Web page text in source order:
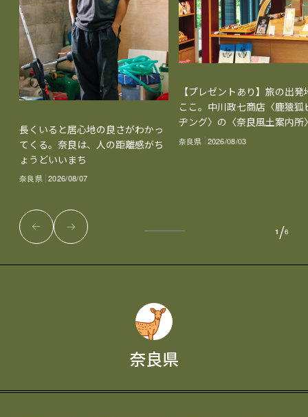
奈良県
長くいると居心地の良さがわかっ
てくる。奈良は、人の距離感がち
ょうどいいまち
奈良県 2026/08/07
【プレゼントあり】旅の出発
ここ。中川政七商店〈鹿猿狐
ヂング〉の〈奈良風土案内所
奈良県 2026/08/03
1 /6